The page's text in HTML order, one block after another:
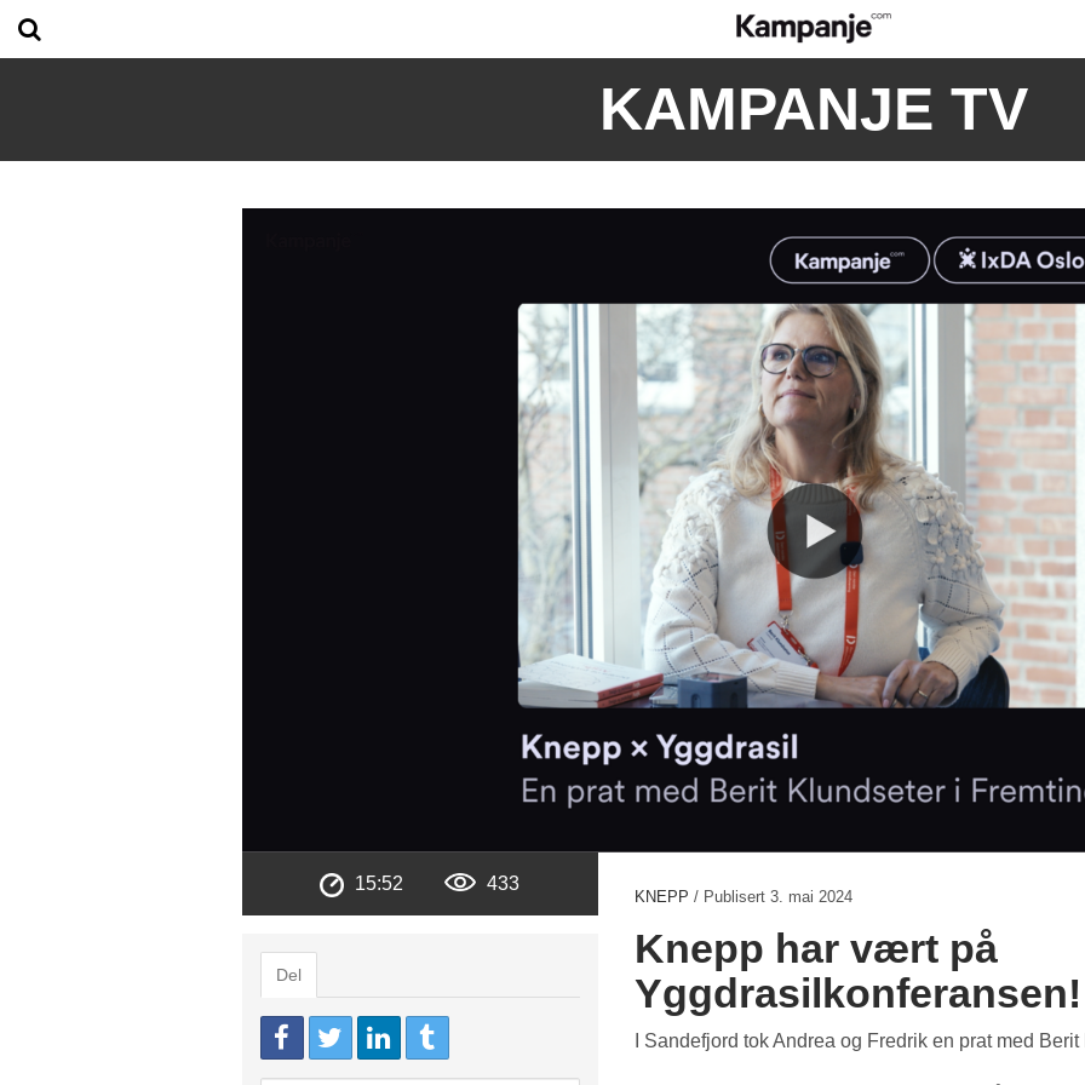
KAMPANJE TV
15:52 433
Del
KNEPP / Publisert3. mai 2024
Knepp har vært på
Yggdrasilkonferansen!
I Sandefjord tok Andrea og Fredrik en prat med